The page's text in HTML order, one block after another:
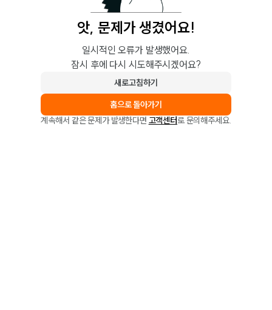
앗, 문제가 생겼어요!
일시적인 오류가 발생했어요.
잠시 후에 다시 시도해주시겠어요?
새로고침하기
홈으로 돌아가기
계속해서 같은 문제가 발생한다면 고객센터로 문의해주세요.